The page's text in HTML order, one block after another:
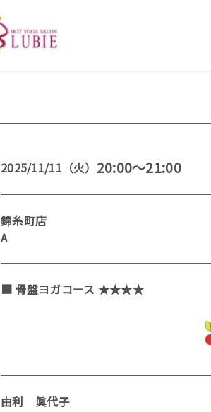
2025/11/11（火） 20:00～21:00
錦糸町店
A
■ 骨盤ヨガコース ★★★★
由利 眞代子